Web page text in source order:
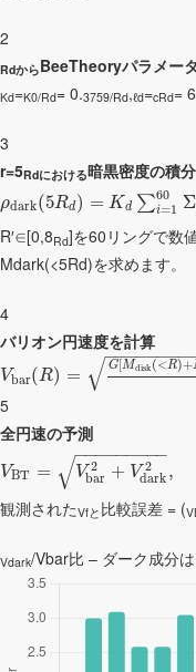
2
RdからBeeTheoryパラメー
Kd=K0/Rd= 0.3759/Rd,ℓd=cRd=
3
r=5Rdにおける暗黒密度の積分
ρdark(5Rd ) = Kd ∑60
i=1 Σ
R′∈[0,8Rd]を60リングで数
Mdark(<5Rd)を求めます。
4
バリオン円速度を計算
Vbar(R) = G[Mdisk (<R)+
−−−−−−−−
√
5
全円速の予測
VBT = V 2
bar + V 2
dark
− −
−−−−−−−
√ ,
観測されたVfと 比較誤差 = (
Vdark/Vbar比 – ダーク成分